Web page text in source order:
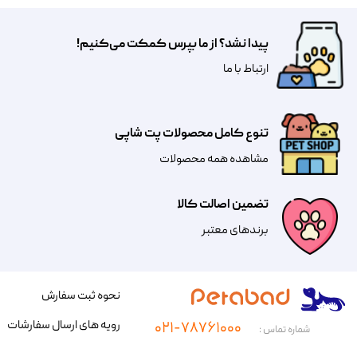
تضمین اصالت کالا
​​برندهای معتبر​​​​​​​
تنوع کامل محصولات پت شاپی
مشاهده همه محصولات
پیدا نشد؟ از ما بپرس کمکت می‌کنیم!
​​​ارتباط با ما
شماره تماس : ۰۲۱-۷۸۷۶۱۰۰۰
نحوه ثبت سفارش
رویه های ارسال سفارشات